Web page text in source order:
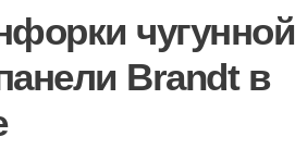
чугунной
Brandt в